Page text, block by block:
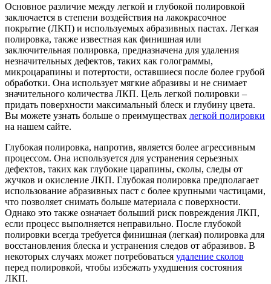
Основное различие между легкой и глубокой полировкой
заключается в степени воздействия на лакокрасочное
покрытие (ЛКП) и используемых абразивных пастах. Легкая
полировка, также известная как финишная или
заключительная полировка, предназначена для удаления
незначительных дефектов, таких как голограммы,
микроцарапины и потертости, оставшиеся после более грубой
обработки. Она использует мягкие абразивы и не снимает
значительного количества ЛКП. Цель легкой полировки –
придать поверхности максимальный блеск и глубину цвета.
Вы можете узнать больше о преимуществах легкой полировки
на нашем сайте.
Глубокая полировка, напротив, является более агрессивным
процессом. Она используется для устранения серьезных
дефектов, таких как глубокие царапины, сколы, следы от
жучков и окисление ЛКП. Глубокая полировка предполагает
использование абразивных паст с более крупными частицами,
что позволяет снимать больше материала с поверхности.
Однако это также означает больший риск повреждения ЛКП,
если процесс выполняется неправильно. После глубокой
полировки всегда требуется финишная (легкая) полировка для
восстановления блеска и устранения следов от абразивов. В
некоторых случаях может потребоваться удаление сколов
перед полировкой, чтобы избежать ухудшения состояния
ЛКП.